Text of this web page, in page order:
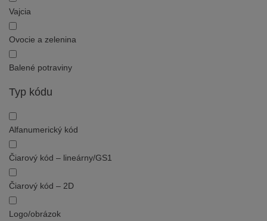
Vajcia
Ovocie a zelenina
Balené potraviny
Typ kódu
Alfanumerický kód
Čiarový kód – lineárny/GS1
Čiarový kód – 2D
Logo/obrázok